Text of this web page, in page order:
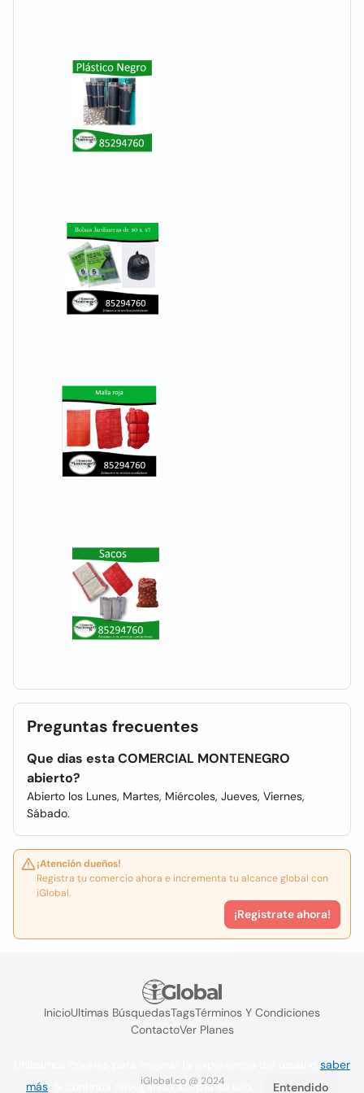
Preguntas frecuentes
Que dias esta COMERCIAL MONTENEGRO
abierto?
Abierto los Lunes, Martes, Miércoles, Jueves, Viernes,
Sábado.
¡Atención dueños!
Registra tu comercio ahora e incrementa tu alcance global con
iGlobal.
¡Registrate ahora!
InicioUltimas BúsquedasTagsTérminos Y Condiciones
ContactoVer Planes
iGlobal.co @ 2024
saber
más . Si continúa navegando acepta su uso. Entendido